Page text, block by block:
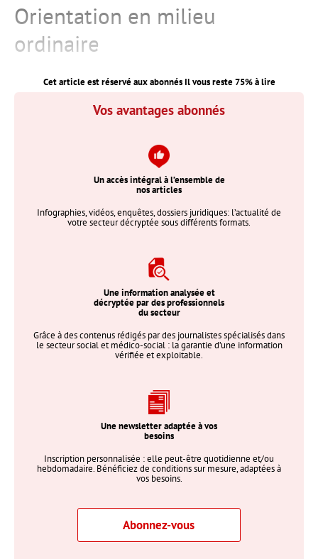
Orientation en milieu
ordinaire
Cet article est réservé aux abonnés Il vous reste75% à lire
Vos avantages abonnés
Un accès intégral à l’ensemble de
nos articles
Infographies, vidéos, enquêtes, dossiers juridiques: l’actualité de
votre secteur décryptée sous différents formats.
Une information analysée et
décryptée par des professionnels
du secteur
Grâce à des contenus rédigés par des journalistes spécialisés dans
le secteur social et médico-social : la garantie d’une information
vérifiée et exploitable.
Une newsletter adaptée à vos
besoins
Inscription personnalisée : elle peut-être quotidienne et/ou
hebdomadaire. Bénéficiez de conditions sur mesure, adaptées à
vos besoins.
Abonnez-vous